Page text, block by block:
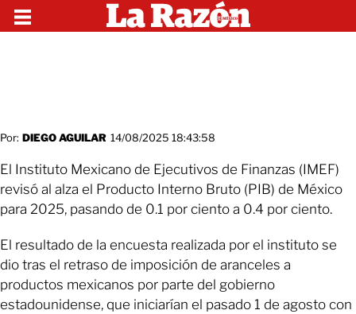
Por: DIEGO AGUILAR 14/08/2025 18:43:58
El Instituto Mexicano de Ejecutivos de Finanzas (IMEF)
revisó al alza el Producto Interno Bruto (PIB) de México
para 2025, pasando de 0.1 por ciento a 0.4 por ciento.
El resultado de la encuesta realizada por el instituto se
dio tras el retraso de imposición de aranceles a
productos mexicanos por parte del gobierno
estadounidense, que iniciarían el pasado 1 de agosto con